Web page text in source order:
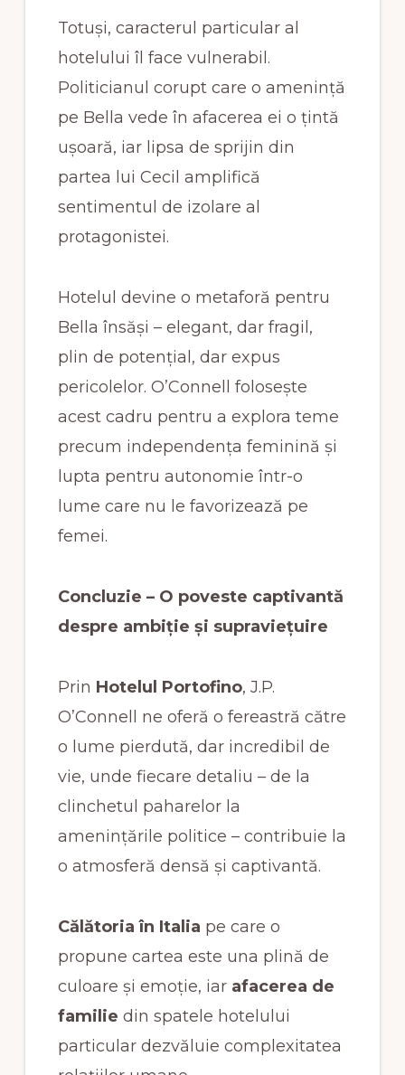
Totuși, caracterul particular al
hotelului îl face vulnerabil.
Politicianul corupt care o amenință
pe Bella vede în afacerea ei o țintă
ușoară, iar lipsa de sprijin din
partea lui Cecil amplifică
sentimentul de izolare al
protagonistei.
Hotelul devine o metaforă pentru
Bella însăși – elegant, dar fragil,
plin de potențial, dar expus
pericolelor. O’Connell folosește
acest cadru pentru a explora teme
precum independența feminină și
lupta pentru autonomie într-o
lume care nu le favorizează pe
femei.
Concluzie – O poveste captivantă
despre ambiție și supraviețuire
Prin Hotelul Portofino, J.P.
O’Connell ne oferă o fereastră către
o lume pierdută, dar incredibil de
vie, unde fiecare detaliu – de la
clinchetul paharelor la
amenințările politice – contribuie la
o atmosferă densă și captivantă.
Călătoria în Italia pe care o
propune cartea este una plină de
culoare și emoție, iar afacerea de
familie din spatele hotelului
particular dezvăluie complexitatea